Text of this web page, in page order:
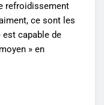
refroidissement
ce sont les
est capable de
» en